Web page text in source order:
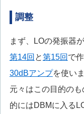
調整
まず、LOの発振器
第14回 と第15回 で
30dBアンプを使い
元々はこの目的の
的にはDBMに入る